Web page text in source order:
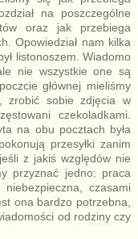
na poszczególne
oraz jak przebiega
Opowiedział nam kilka
listonoszem. Wiadomo
nie wszystkie one są
głównej mieliśmy
zrobić sobie zdjęcia w
czekoladkami.
na obu pocztach była
przesyłki zanim
z jakiś względów nie
przyznać jedno: praca
czasami
ona bardzo potrzebna,
od rodziny czy